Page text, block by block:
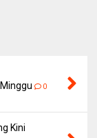
0
Kini